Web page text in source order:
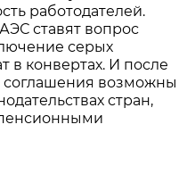
работодателей.
ставят вопрос
серых
в конвертах. И после
возможны
стран,